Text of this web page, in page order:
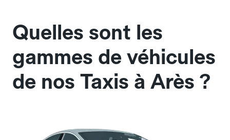
Quelles sont les
gammes de véhicules
de nos Taxis à Arès ?